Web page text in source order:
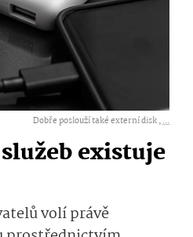
Dobře poslouží také externí disk ,...
existuje
volí právě